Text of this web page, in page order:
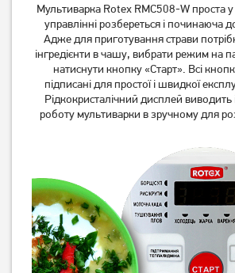
Rotex REPC73-B
2 999грн 1 689
Мультиварка Redmond
RMC-M90
Мультиварка Rotex RMC508-W проста у
управлінні розбереться і починаюча
Адже для приготування страви
інгредієнти в чашу, вибрати режим на
натиснути кнопку «Старт». Всі
підписані для простої і швидкої
Рідкокристалічний дисплей
роботу мультиварки в зручному для